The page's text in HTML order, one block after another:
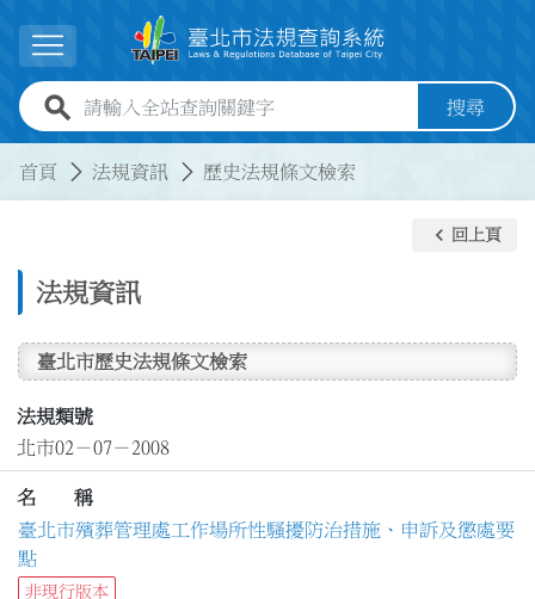
展開選單
全站查詢關鍵字欄位 搜尋
首頁 法規資訊 歷史法規條文檢索
法規資訊
keyboard_arrow_left 回上頁
臺北市歷史法規條文檢索
法規類號
北市02－07－2008
名 稱
臺北市殯葬管理處工作場所性騷擾防治措施、申訴及懲處要
點
非現行版本